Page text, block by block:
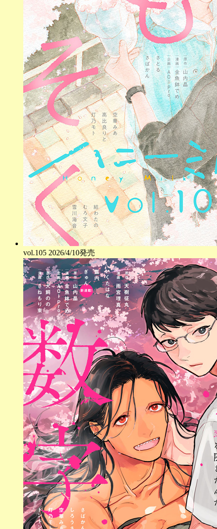
vol.105 2026/4/10発売